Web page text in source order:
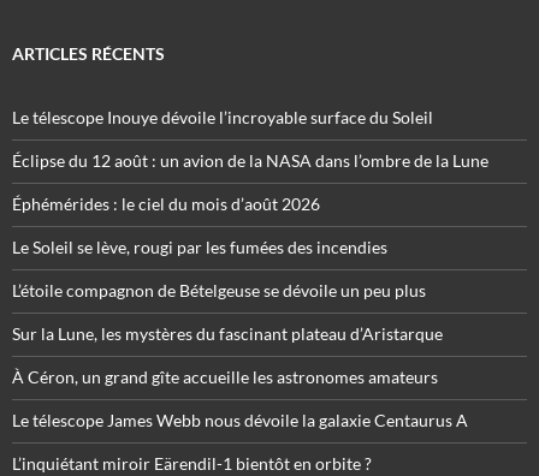
ARTICLES RÉCENTS
Le télescope Inouye dévoile l’incroyable surface du Soleil
Éclipse du 12 août : un avion de la NASA dans l’ombre de la Lune
Éphémérides : le ciel du mois d’août 2026
Le Soleil se lève, rougi par les fumées des incendies
L’étoile compagnon de Bételgeuse se dévoile un peu plus
Sur la Lune, les mystères du fascinant plateau d’Aristarque
À Céron, un grand gîte accueille les astronomes amateurs
Le télescope James Webb nous dévoile la galaxie Centaurus A
L’inquiétant miroir Eärendil-1 bientôt en orbite ?